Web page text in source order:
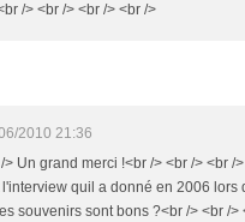
/> <br /> <br /> <br />
2010 21:36
> Un grand merci !<br /> <br /> <br /
l'interview quil a donné en 2006 lors
souvenirs sont bons ?<br /> <br />